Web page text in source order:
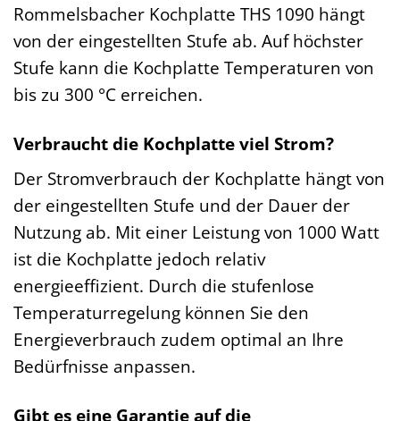
Rommelsbacher Kochplatte THS 1090 hängt
von der eingestellten Stufe ab. Auf höchster
Stufe kann die Kochplatte Temperaturen von
bis zu 300 °C erreichen.
Verbraucht die Kochplatte viel Strom?
Der Stromverbrauch der Kochplatte hängt von
der eingestellten Stufe und der Dauer der
Nutzung ab. Mit einer Leistung von 1000 Watt
ist die Kochplatte jedoch relativ
energieeffizient. Durch die stufenlose
Temperaturregelung können Sie den
Energieverbrauch zudem optimal an Ihre
Bedürfnisse anpassen.
Gibt es eine Garantie auf die